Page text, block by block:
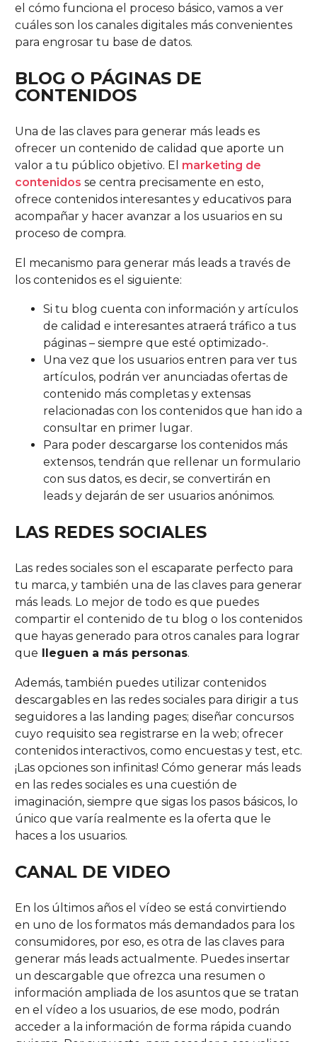
el cómo funciona el proceso básico, vamos a ver
cuáles son los canales digitales más convenientes
para engrosar tu base de datos.
BLOG O PÁGINAS DE
CONTENIDOS
Una de las claves para generar más leads es
ofrecer un contenido de calidad que aporte un
valor a tu público objetivo. El marketing de
contenidos se centra precisamente en esto,
ofrece contenidos interesantes y educativos para
acompañar y hacer avanzar a los usuarios en su
proceso de compra.
El mecanismo para generar más leads a través de
los contenidos es el siguiente:
Si tu blog cuenta con información y artículos
de calidad e interesantes atraerá tráfico a tus
páginas – siempre que esté optimizado-.
Una vez que los usuarios entren para ver tus
artículos, podrán ver anunciadas ofertas de
contenido más completas y extensas
relacionadas con los contenidos que han ido a
consultar en primer lugar.
Para poder descargarse los contenidos más
extensos, tendrán que rellenar un formulario
con sus datos, es decir, se convertirán en
leads y dejarán de ser usuarios anónimos.
LAS REDES SOCIALES
Las redes sociales son el escaparate perfecto para
tu marca, y también una de las claves para generar
más leads. Lo mejor de todo es que puedes
compartir el contenido de tu blog o los contenidos
que hayas generado para otros canales para lograr
que lleguen a más personas.
Además, también puedes utilizar contenidos
descargables en las redes sociales para dirigir a tus
seguidores a las landing pages; diseñar concursos
cuyo requisito sea registrarse en la web; ofrecer
contenidos interactivos, como encuestas y test, etc.
¡Las opciones son infinitas! Cómo generar más leads
en las redes sociales es una cuestión de
imaginación, siempre que sigas los pasos básicos, lo
único que varía realmente es la oferta que le
haces a los usuarios.
CANAL DE VIDEO
En los últimos años el vídeo se está convirtiendo
en uno de los formatos más demandados para los
consumidores, por eso, es otra de las claves para
generar más leads actualmente. Puedes insertar
un descargable que ofrezca una resumen o
información ampliada de los asuntos que se tratan
en el vídeo a los usuarios, de ese modo, podrán
acceder a la información de forma rápida cuando